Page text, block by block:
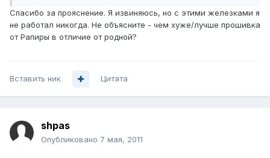
Спасибо за прояснение. Я извиняюсь, но с этими железками я
не работал никогда. Не объясните - чем хуже/лучше прошивка
от Рапиры в отличие от родной?
Вставить ник Цитата
shpas
Опубликовано 7 мая, 2011